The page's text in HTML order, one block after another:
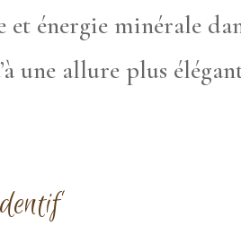
énergie minérale
une allure plus